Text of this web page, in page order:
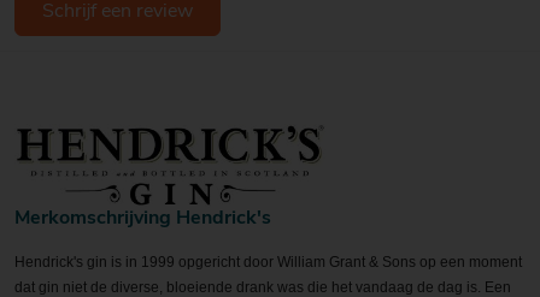
Schrijf een review
Merkomschrijving Hendrick's
Hendrick's gin is in 1999 opgericht door William Grant & Sons op een moment
dat gin niet de diverse, bloeiende drank was die het vandaag de dag is. Een